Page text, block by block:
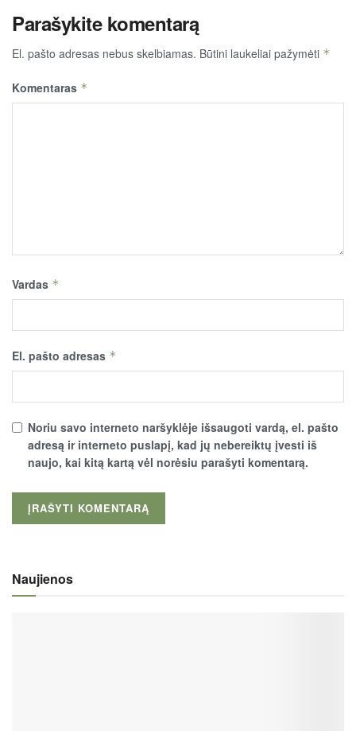
Parašykite komentarą
El. pašto adresas nebus skelbiamas. Būtini laukeliai pažymėti *
Komentaras *
Vardas *
El. pašto adresas *
Noriu savo interneto naršyklėje išsaugoti vardą, el. pašto
adresą ir interneto puslapį, kad jų nebereiktų įvesti iš
naujo, kai kitą kartą vėl norėsiu parašyti komentarą.
Naujienos